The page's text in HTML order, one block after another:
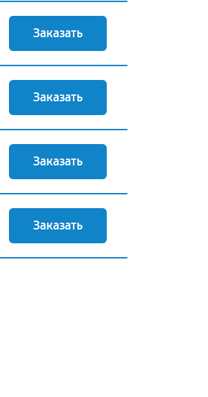
Заказать
Заказать
Заказать
Заказать